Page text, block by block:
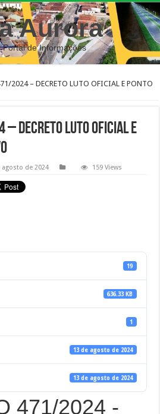
Aurora
Portal de Informações
2024 – DECRETO LUTO OFICIAL E PONTO
DECRETO LUTO OFICIAL E
agosto de 2024 159 Views
19
636.33 KB
1
13 de agosto de 2024
13 de agosto de 2024
471/2024 -